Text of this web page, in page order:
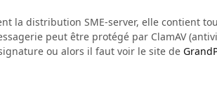
la distribution SME-server, elle contient
peut être protégé par ClamAV
ou alors il faut voir le site de